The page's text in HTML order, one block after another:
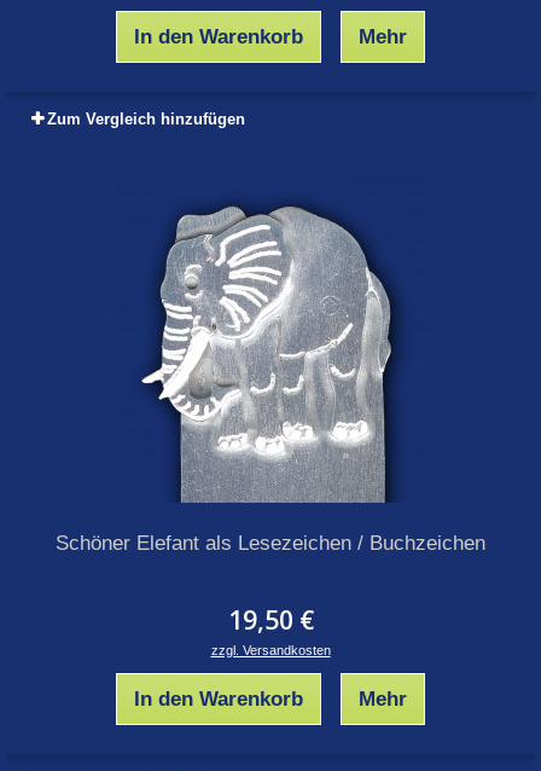
In den Warenkorb Mehr
Zum Vergleich hinzufügen
Schöner Elefant als Lesezeichen / Buchzeichen
19,50 €
zzgl. Versandkosten
In den Warenkorb Mehr